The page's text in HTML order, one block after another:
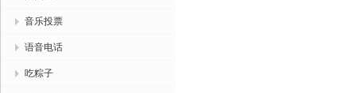
音乐投票
语音电话
吃粽子